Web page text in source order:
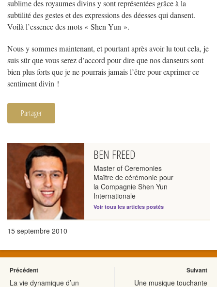
sublime des royaumes divins y sont représentées grâce à la
subtilité des gestes et des expressions des déesses qui dansent.
Voilà l’essence des mots « Shen Yun ».
Nous y sommes maintenant, et pourtant après avoir lu tout cela, je
suis sûr que vous serez d’accord pour dire que nos danseurs sont
bien plus forts que je ne pourrais jamais l’être pour exprimer ce
sentiment divin !
Partager
BEN FREED
Master of Ceremonies
Maître de cérémonie pour
la Compagnie Shen Yun
Internationale
Voir tous les articles postés
15 septembre 2010
Précédent
La vie dynamique d’un
Suivant
Une musique touchante